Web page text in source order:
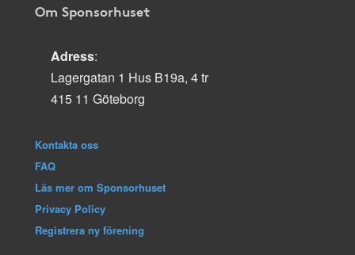
Om Sponsorhuset
Adress:
Lagergatan 1 Hus B19a, 4 tr
415 11 Göteborg
Kontakta oss
FAQ
Läs mer om Sponsorhuset
Privacy Policy
Registrera ny förening